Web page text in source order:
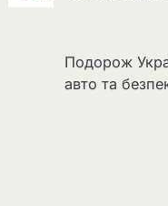
Подорож
авто та